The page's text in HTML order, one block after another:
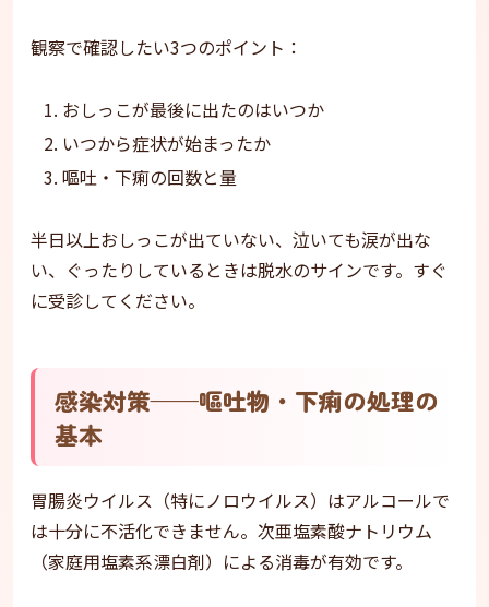
観察で確認したい3つのポイント：
おしっこが最後に出たのはいつか
いつから症状が始まったか
嘔吐・下痢の回数と量
半日以上おしっこが出ていない、泣いても涙が出な
い、ぐったりしているときは脱水のサインです。すぐ
に受診してください。
感染対策——嘔吐物・下痢の処理の
基本
胃腸炎ウイルス（特にノロウイルス）はアルコールで
は十分に不活化できません。次亜塩素酸ナトリウム
（家庭用塩素系漂白剤）による消毒が有効です。